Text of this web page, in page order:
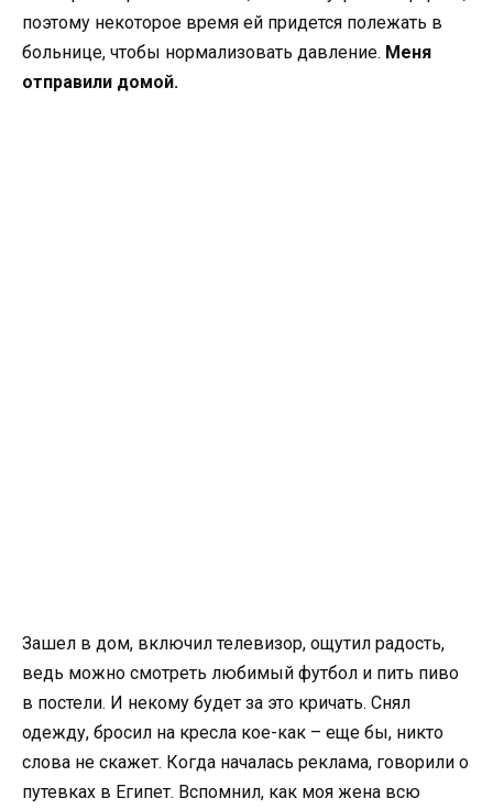
поэтому некоторое время ей придется полежать в
больнице, чтобы нормализовать давление. Меня
отправили домой.
Зашел в дом, включил телевизор, ощутил радость,
ведь можно смотреть любимый футбол и пить пиво
в постели. И некому будет за это кричать. Снял
одежду, бросил на кресла кое-как – еще бы, никто
слова не скажет. Когда началась реклама, говорили о
путевках в Египет. Вспомнил, как моя жена всю